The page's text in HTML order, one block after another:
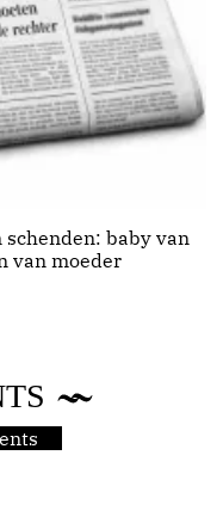
baby van
van moeder